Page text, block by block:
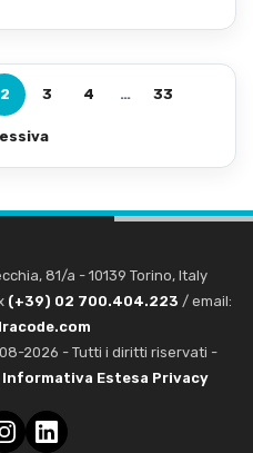
2 3 4 … 33
81/a - 10139 Torino, Italy
(+39) 02 700.404.223 / email:
2026 - Tutti i diritti riservati -
Informativa Estesa Privacy